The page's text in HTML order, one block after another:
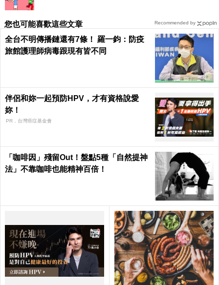
您也可能喜歡這些文章
全台不明傳播鏈還有7條！ 羅一鈞：防疫
旅館護理師病毒跟現有皆不同
伴侶和妳一起預防HPV，才有資格說愛
妳！
PR．台灣癌症基金會
「咖啡因」殘留Out！盤點5種「自然提神
法」不靠咖啡也能精神百倍！
Recommended by